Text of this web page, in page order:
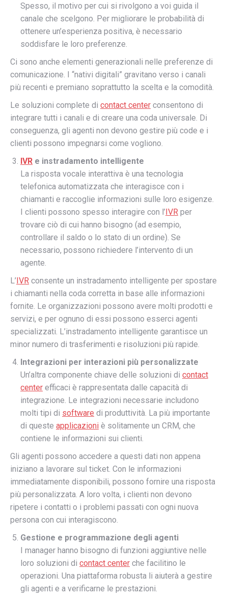
Spesso, il motivo per cui si rivolgono a voi guida il
canale che scelgono. Per migliorare le probabilità di
ottenere un’esperienza positiva, è necessario
soddisfare le loro preferenze.
Ci sono anche elementi generazionali nelle preferenze di
comunicazione. I “nativi digitali” gravitano verso i canali
più recenti e premiano soprattutto la scelta e la comodità.
Le soluzioni complete di contact center consentono di
integrare tutti i canali e di creare una coda universale. Di
conseguenza, gli agenti non devono gestire più code e i
clienti possono impegnarsi come vogliono.
IVR e instradamento intelligente
La risposta vocale interattiva è una tecnologia
telefonica automatizzata che interagisce con i
chiamanti e raccoglie informazioni sulle loro esigenze.
I clienti possono spesso interagire con l’IVR per
trovare ciò di cui hanno bisogno (ad esempio,
controllare il saldo o lo stato di un ordine). Se
necessario, possono richiedere l’intervento di un
agente.
L’IVR consente un instradamento intelligente per spostare
i chiamanti nella coda corretta in base alle informazioni
fornite. Le organizzazioni possono avere molti prodotti e
servizi, e per ognuno di essi possono esserci agenti
specializzati. L’instradamento intelligente garantisce un
minor numero di trasferimenti e risoluzioni più rapide.
Integrazioni per interazioni più personalizzate
Un’altra componente chiave delle soluzioni di contact
center efficaci è rappresentata dalle capacità di
integrazione. Le integrazioni necessarie includono
molti tipi di software di produttività. La più importante
di queste applicazioni è solitamente un CRM, che
contiene le informazioni sui clienti.
Gli agenti possono accedere a questi dati non appena
iniziano a lavorare sul ticket. Con le informazioni
immediatamente disponibili, possono fornire una risposta
più personalizzata. A loro volta, i clienti non devono
ripetere i contatti o i problemi passati con ogni nuova
persona con cui interagiscono.
Gestione e programmazione degli agenti
I manager hanno bisogno di funzioni aggiuntive nelle
loro soluzioni di contact center che facilitino le
operazioni. Una piattaforma robusta li aiuterà a gestire
gli agenti e a verificarne le prestazioni.